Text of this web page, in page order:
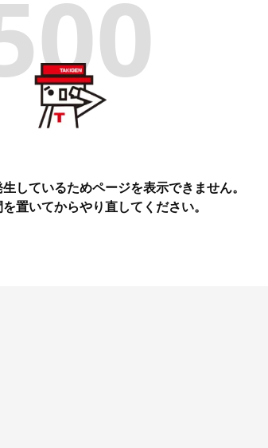
しているためページを表示できません。
置いてからやり直してください。